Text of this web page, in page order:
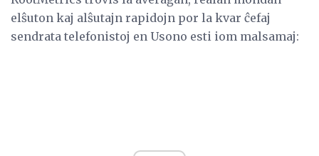
elŝuton kaj alŝutajn rapidojn por la kvar ĉefaj
sendrata telefonistoj en Usono esti iom malsamaj: